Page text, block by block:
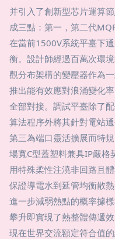
并引入了創新型芯片運算
成三點：第一，第二代
在當前1500V系統平臺下
衡。設計師經過百萬次環
觀分布架構的變壓器作為
推出能有效應對浪涌變化
全部對接。調試平臺除了
算法程序外將其針對電站
第三為端口靈活擴展而特
場寬C型蓋塑料兼具IP嚴
用特殊柔性注澆非回路且
保證導電水到延管均衡散
進一步減弱熱點的概率據
攀升即實現了熱整體傳遞
現在世界交流額定符合值